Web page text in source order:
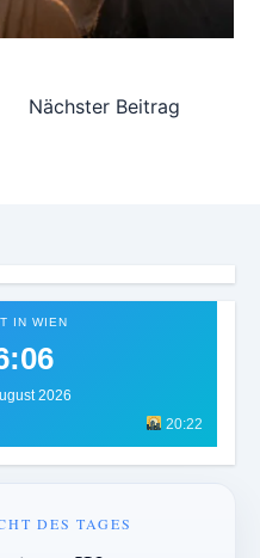
Nächster Beitrag
IN WIEN
2026
20:22
DES TAGES